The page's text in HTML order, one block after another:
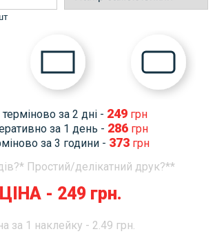
за 2 дні - 249 грн
за 1 день - 286 грн
за 3 години - 373 грн
Простий/делікатний друк?**
ЦІНА - 249 грн.
за 1 наклейку - 2.49 грн.